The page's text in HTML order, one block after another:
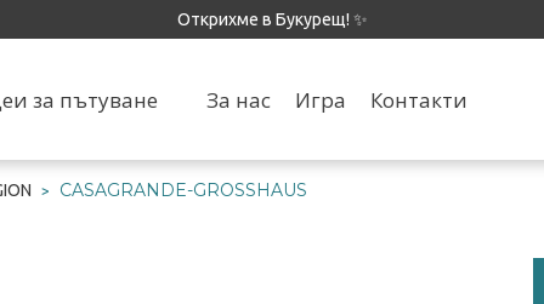
Открихме в Букурещ! ✨
за пътуване За нас Игра Контакти
> CASAGRANDE-GROSSHAUS